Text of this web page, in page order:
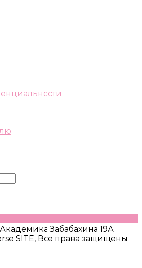
Забабахина 19А
SITE, Все права защищены